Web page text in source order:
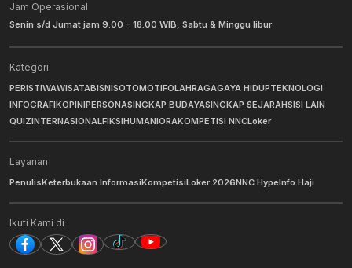
Jam Operasional
Senin s/d Jumat jam 9.00 - 18.00 WIB, Sabtu & Minggu libur
Kategori
PERISTIWAWISATABISNISOTOMOTIFOLAHRAGAGAYA HIDUPTEKNOLOGI
INFOGRAFIKOPINIPERSONASINGKAP BUDAYASINGKAP SEJARAHSISI LAIN
QUIZINTERNASIONALFIKSIHUMANIORAKOMPETISI NNCLoker
Layanan
PenulisKeterbukaan InformasiKompetisiLoker 2026NNC HypeInfo Haji
Ikuti Kami di
Berita Pilihan